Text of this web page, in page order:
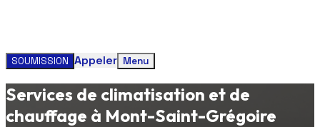
SOUMISSION Appeler Menu
Services de climatisation et de
chauffage à Mont-Saint-Grégoire